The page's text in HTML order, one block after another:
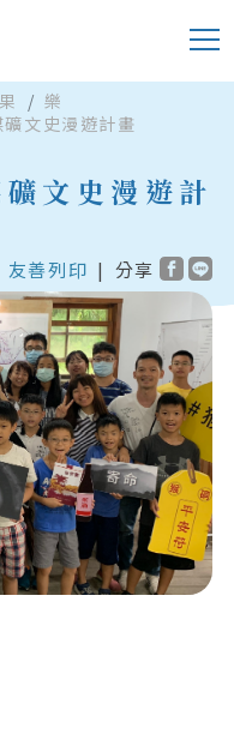
樂
文史漫遊計畫
文史漫遊計
友善列印 | 分享